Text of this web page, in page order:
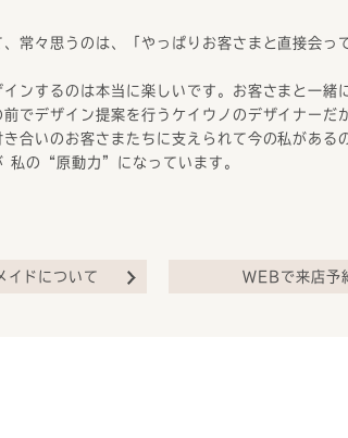
常々思うのは、「やっぱりお客さまと直接会っ
ンするのは本当に楽しいです。お客さまと一緒
でデザイン提案を行うケイウノのデザイナーだ
合いのお客さまたちに支えられて今の私がある
私の“原動力”になっています。
イドについて WEBで来店予